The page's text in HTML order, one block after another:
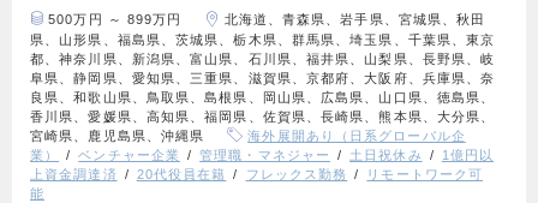
500万円 ～ 899万円
北海道、青森県、岩手県、宮城県、秋田
県、山形県、福島県、茨城県、栃木県、群馬県、埼玉県、千葉県、東京
都、神奈川県、新潟県、富山県、石川県、福井県、山梨県、長野県、岐
阜県、静岡県、愛知県、三重県、滋賀県、京都府、大阪府、兵庫県、奈
良県、和歌山県、鳥取県、島根県、岡山県、広島県、山口県、徳島県、
香川県、愛媛県、高知県、福岡県、佐賀県、長崎県、熊本県、大分県、
宮崎県、鹿児島県、沖縄県
海外展開あり（日系グローバル企
業）
ベンチャー企業 管理職・マネジャー 土日祝休み
1億円以
上資金調達済
20代役員在籍 フレックス勤務
リモートワーク可
能